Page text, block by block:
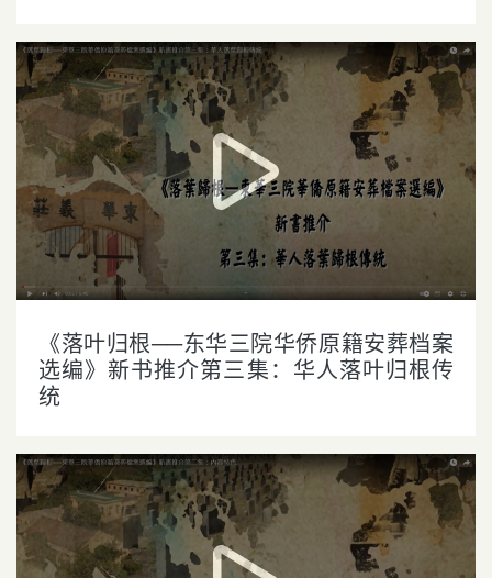
《落叶归根──东华三院华侨原籍安葬档案
选编》新书推介第三集：华人落叶归根传
统